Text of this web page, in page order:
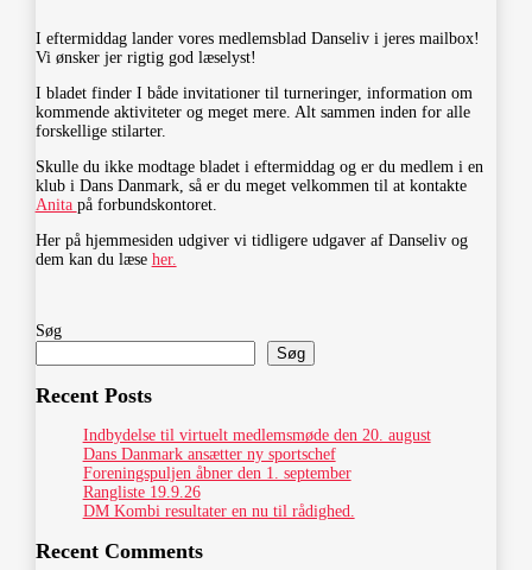
I eftermiddag lander vores medlemsblad Danseliv i jeres mailbox!
Vi ønsker jer rigtig god læselyst!
I bladet finder I både invitationer til turneringer, information om
kommende aktiviteter og meget mere. Alt sammen inden for alle
forskellige stilarter.
Skulle du ikke modtage bladet i eftermiddag og er du medlem i en
klub i Dans Danmark, så er du meget velkommen til at kontakte
Anita på forbundskontoret.
Her på hjemmesiden udgiver vi tidligere udgaver af Danseliv og
dem kan du læse her.
Søg
Søg
Recent Posts
Indbydelse til virtuelt medlemsmøde den 20. august
Dans Danmark ansætter ny sportschef
Foreningspuljen åbner den 1. september
Rangliste 19.9.26
DM Kombi resultater en nu til rådighed.
Recent Comments